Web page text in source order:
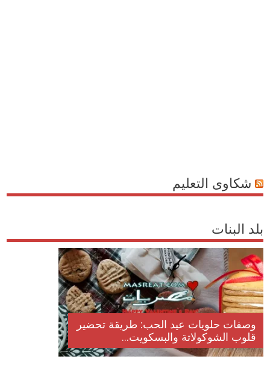
شكاوى التعليم
بلد البنات
وصفات حلويات عيد الحب: طريقة تحضير
قلوب الشوكولاتة والبسكويت...